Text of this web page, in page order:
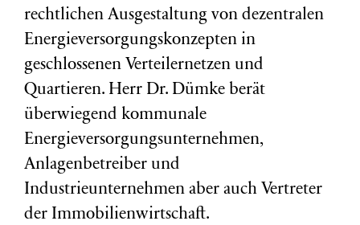
rechtlichen Ausgestaltung von dezentralen
Energieversorgungskonzepten in
geschlossenen Verteilernetzen und
Quartieren. Herr Dr. Dümke berät
überwiegend kommunale
Energieversorgungsunternehmen,
Anlagenbetreiber und
Industrieunternehmen aber auch Vertreter
der Immobilienwirtschaft.